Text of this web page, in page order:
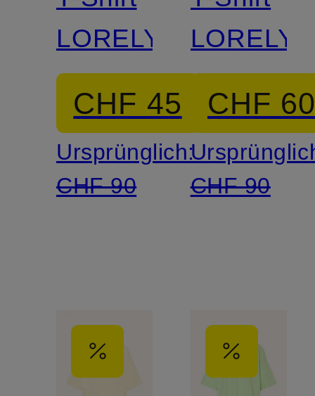
LORELY
CHF 45
Ursprünglich:
CHF 90
LORELY
CHF
CHF 90